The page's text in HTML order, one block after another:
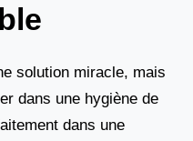
solution miracle, mais
dans une hygiène de
dans une